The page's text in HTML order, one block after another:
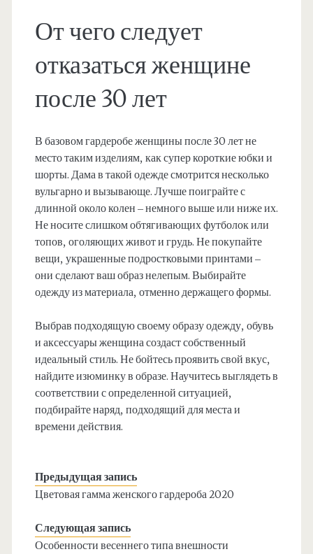
От чего следует
отказаться женщине
после 30 лет
В базовом гардеробе женщины после 30 лет не
место таким изделиям, как супер короткие юбки и
шорты. Дама в такой одежде смотрится несколько
вульгарно и вызывающе. Лучше поиграйте с
длинной около колен – немного выше или ниже их.
Не носите слишком обтягивающих футболок или
топов, оголяющих живот и грудь. Не покупайте
вещи, украшенные подростковыми принтами –
они сделают ваш образ нелепым. Выбирайте
одежду из материала, отменно держащего формы.
Выбрав подходящую своему образу одежду, обувь
и аксессуары женщина создаст собственный
идеальный стиль. Не бойтесь проявить свой вкус,
найдите изюминку в образе. Научитесь выглядеть в
соответствии с определенной ситуацией,
подбирайте наряд, подходящий для места и
времени действия.
Предыдущая запись
Цветовая гамма женского гардероба 2020
Следующая запись
Особенности весеннего типа внешности